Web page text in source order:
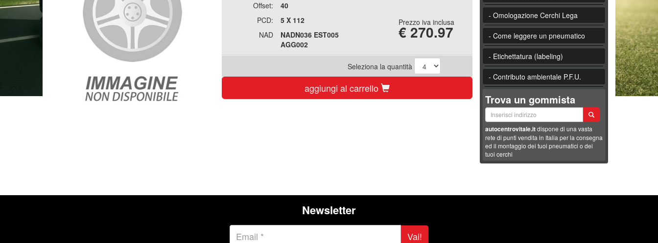
Offset:
40
PCD:
5 X 112
NAD
NADN036 EST005
AGG002
Prezzo iva inclusa
€ 270.97
Seleziona la quantità
aggiungi al carrello
- Omologazione Cerchi Lega
- Come leggere un pneumatico
- Etichettatura (labeling)
- Contributo ambientale P.F.U.
Trova un gommista
autocentrovitale.itdispone di una vasta
rete di punti vendita in Italia per la consegna
ed il montaggio dei tuoi pneumatici o dei
tuoi cerchi
Newsletter
Vai!